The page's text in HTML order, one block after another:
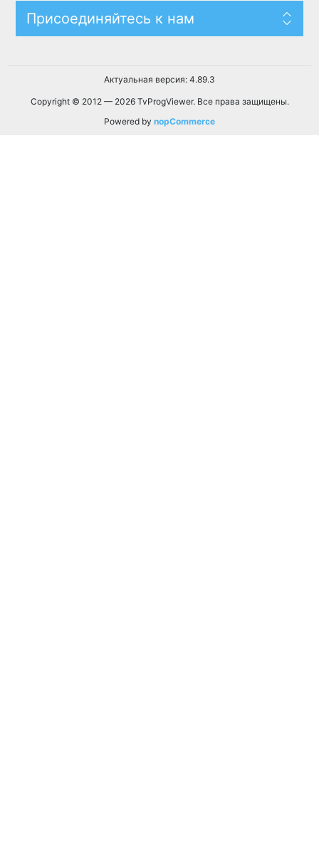
Присоединяйтесь к нам
Актуальная версия: 4.89.3
Copyright © 2012 — 2026 TvProgViewer. Все права защищены.
Powered by nopCommerce